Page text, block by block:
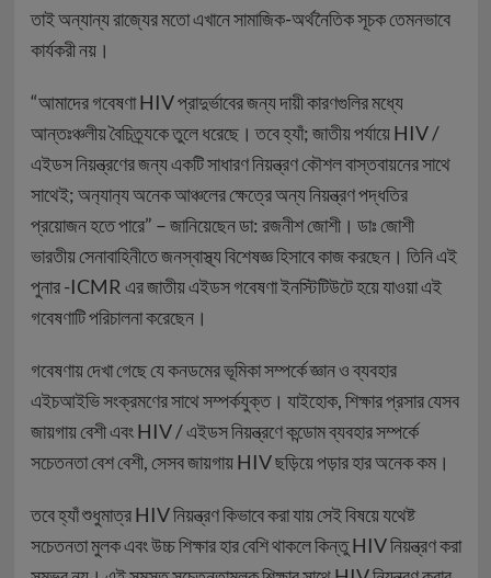
তাই অন্যান্য রাজ্যের মতো এখানে সামাজিক-অর্থনৈতিক সূচক তেমনভাবে
কার্যকরী নয়।
“আমাদের গবেষণা HIV প্রাদুর্ভাবের জন্য দায়ী কারণগুলির মধ্যে
আন্তঃঞ্চলীয় বৈচিত্র্যকে তুলে ধরেছে। তবে হ্যাঁ; জাতীয় পর্যায়ে HIV /
এইডস নিয়ন্ত্রণের জন্য একটি সাধারণ নিয়ন্ত্রণ কৌশল বাস্তবায়নের সাথে
সাথেই; অন‍্যান‍্য অনেক আঞ্চলের ক্ষেত্রে অন্য নিয়ন্ত্রণ পদ্ধতির
প্রয়োজন হতে পারে” – জানিয়েছেন ডা: রজনীশ জোশী। ডাঃ জোশী
ভারতীয় সেনাবাহিনীতে জনস্বাস্থ্য বিশেষজ্ঞ হিসাবে কাজ করছেন। তিনি এই
পুনার -ICMR এর জাতীয় এইডস গবেষণা ইনস্টিটিউটে হয়ে যাওয়া এই
গবেষণাটি পরিচালনা করেছেন।
গবেষণায় দেখা গেছে যে কনডমের ভূমিকা সম্পর্কে জ্ঞান ও ব্যবহার
এইচআইভি সংক্রমণের সাথে সম্পর্কযুক্ত। যাইহোক, শিক্ষার প্রসার যেসব
জায়গায় বেশী এবং HIV / এইডস নিয়ন্ত্রণে কন্ডোম ব্যবহার সম্পর্কে
সচেতনতা বেশ বেশী, সেসব জায়গায় HIV ছড়িয়ে পড়ার হার অনেক কম।
তবে হ্যাঁ শুধুমাত্র HIV নিয়ন্ত্রণ কিভাবে করা যায় সেই বিষয়ে যথেষ্ট
সচেতনতা মুলক এবং উচ্চ শিক্ষার হার বেশি থাকলে কিন্তু HIV নিয়ন্ত্রণ করা